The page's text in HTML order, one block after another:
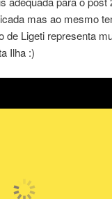
mas ao mesmo
de Ligeti representa
Ilha :)